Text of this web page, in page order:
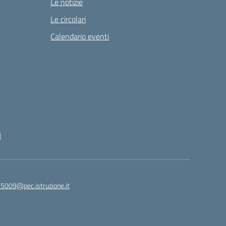
Le circolari
Calendario eventi